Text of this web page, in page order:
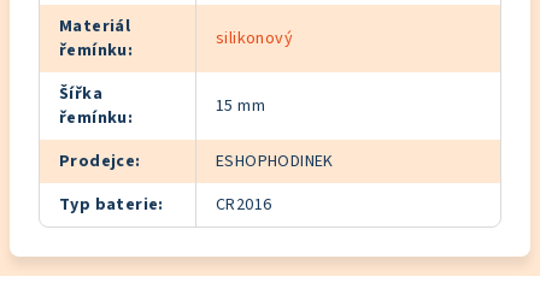
Materiál
řemínku: silikonový
Šířka
řemínku: 15 mm
Prodejce:
ESHOPHODINEK
Typ baterie: CR2016